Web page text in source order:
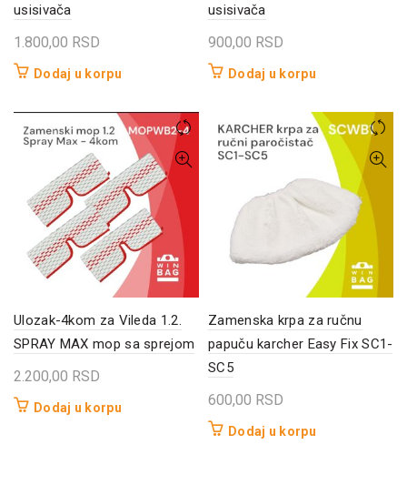
usisivača
1.800,00 RSD
Dodaj u korpu
usisivača
900,00 RSD
Dodaj u korpu
Ulozak-4kom za Vileda 1.2.
SPRAY MAX mop sa sprejom
2.200,00 RSD
Dodaj u korpu
Zamenska krpa za ručnu
papuču karcher Easy Fix SC1-
SC5
600,00 RSD
Dodaj u korpu